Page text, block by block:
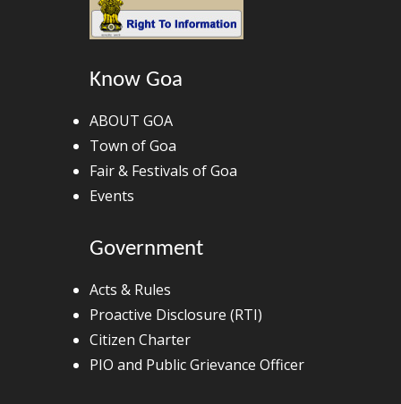
Know Goa
ABOUT GOA
Town of Goa
Fair & Festivals of Goa
Events
Government
Acts & Rules
Proactive Disclosure (RTI)
Citizen Charter
PIO and Public Grievance Officer